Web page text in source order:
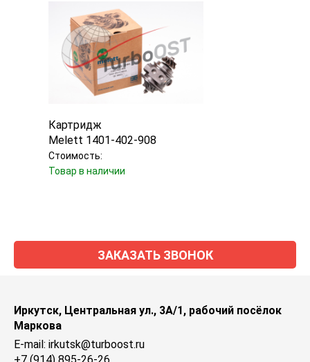
Картридж
Melett 1401-402-908
Стоимость:
Товар в наличии
ЗАКАЗАТЬ ЗВОНОК
Иркутск, Центральная ул., 3А/1, рабочий посёлок
Маркова
E-mail: irkutsk@turboost.ru